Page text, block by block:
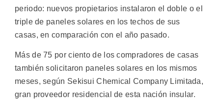
periodo: nuevos propietarios instalaron el doble o el
triple de paneles solares en los techos de sus
casas, en comparación con el año pasado.
Más de 75 por ciento de los compradores de casas
también solicitaron paneles solares en los mismos
meses, según Sekisui Chemical Company Limitada,
gran proveedor residencial de esta nación insular.